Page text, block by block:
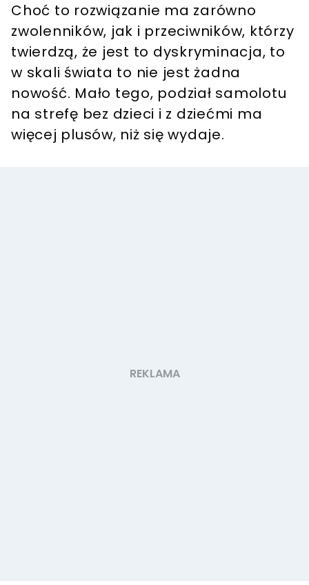
Choć to rozwiązanie ma zarówno
zwolenników, jak i przeciwników, którzy
twierdzą, że jest to dyskryminacja, to
w skali świata to nie jest żadna
nowość. Mało tego, podział samolotu
na strefę bez dzieci i z dziećmi ma
więcej plusów, niż się wydaje.